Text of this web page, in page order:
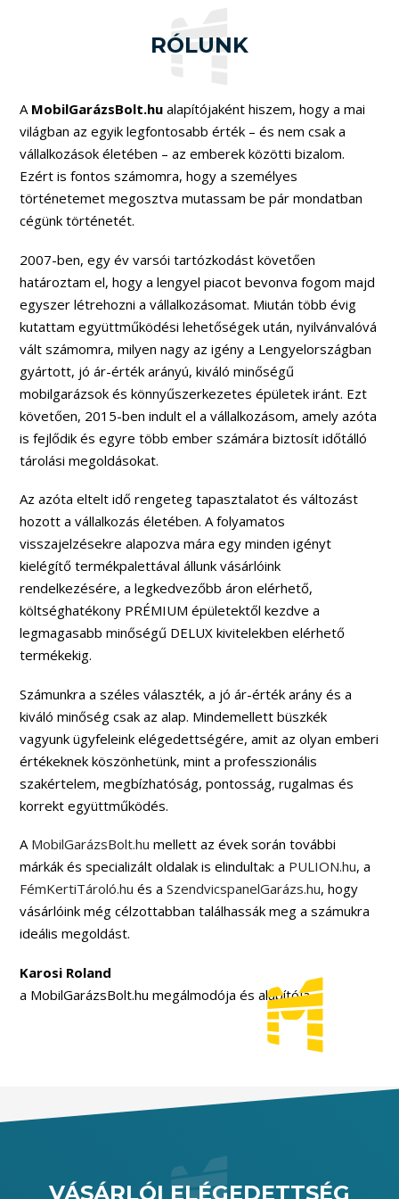
RÓLUNK
A MobilGarázsBolt.hu alapítójaként hiszem, hogy a mai
világban az egyik legfontosabb érték – és nem csak a
vállalkozások életében – az emberek közötti bizalom.
Ezért is fontos számomra, hogy a személyes
történetemet megosztva mutassam be pár mondatban
cégünk történetét.
2007-ben, egy év varsói tartózkodást követően
határoztam el, hogy a lengyel piacot bevonva fogom majd
egyszer létrehozni a vállalkozásomat. Miután több évig
kutattam együttműködési lehetőségek után, nyilvánvalóvá
vált számomra, milyen nagy az igény a Lengyelországban
gyártott, jó ár-érték arányú, kiváló minőségű
mobilgarázsok és könnyűszerkezetes épületek iránt. Ezt
követően, 2015-ben indult el a vállalkozásom, amely azóta
is fejlődik és egyre több ember számára biztosít időtálló
tárolási megoldásokat.
Az azóta eltelt idő rengeteg tapasztalatot és változást
hozott a vállalkozás életében. A folyamatos
visszajelzésekre alapozva mára egy minden igényt
kielégítő termékpalettával állunk vásárlóink
rendelkezésére, a legkedvezőbb áron elérhető,
költséghatékony PRÉMIUM épületektől kezdve a
legmagasabb minőségű DELUX kivitelekben elérhető
termékekig.
Számunkra a széles választék, a jó ár-érték arány és a
kiváló minőség csak az alap. Mindemellett büszkék
vagyunk ügyfeleink elégedettségére, amit az olyan emberi
értékeknek köszönhetünk, mint a professzionális
szakértelem, megbízhatóság, pontosság, rugalmas és
korrekt együttműködés.
A MobilGarázsBolt.hu mellett az évek során további
márkák és specializált oldalak is elindultak: a PULION.hu, a
FémKertiTároló.hu és a SzendvicspanelGarázs.hu, hogy
vásárlóink még célzottabban találhassák meg a számukra
ideális megoldást.
Karosi Roland
a MobilGarázsBolt.hu megálmodója és alapítója
VÁSÁRLÓI ELÉGEDETTSÉG